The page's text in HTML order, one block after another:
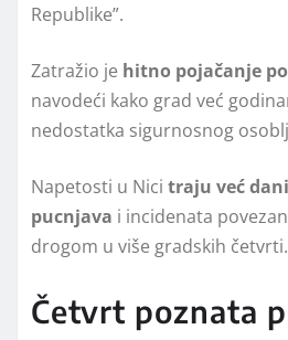
Republike”.
Zatražio je hitno pojačanje
navodeći kako grad već
nedostatka sigurnosnog
Napetosti u Nici traju već
pucnjava i incidenata
drogom u više gradskih četvrti.
Četvrt poznata